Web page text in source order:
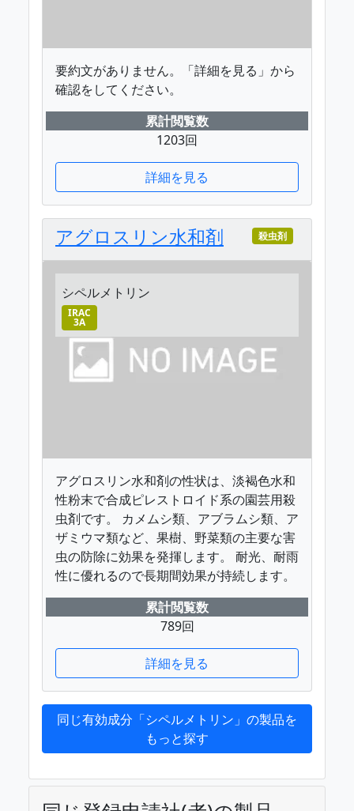
要約文がありません。「詳細を見る」から
確認をしてください。
累計閲覧数
1203回
詳細を見る
アグロスリン水和剤 殺虫剤
シペルメトリン
IRAC
3A
アグロスリン水和剤の性状は、淡褐色水和
性粉末で合成ピレストロイド系の園芸用殺
虫剤です。 カメムシ類、アブラムシ類、ア
ザミウマ類など、果樹、野菜類の主要な害
虫の防除に効果を発揮します。 耐光、耐雨
性に優れるので長期間効果が持続します。
累計閲覧数
789回
詳細を見る
同じ有効成分「シペルメトリン」の製品を
もっと探す